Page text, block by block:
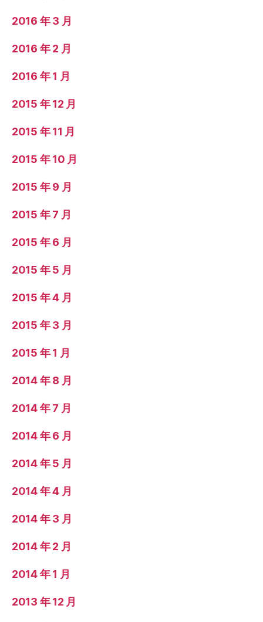
2016 年 3 月
2016 年 2 月
2016 年 1 月
2015 年 12 月
2015 年 11 月
2015 年 10 月
2015 年 9 月
2015 年 7 月
2015 年 6 月
2015 年 5 月
2015 年 4 月
2015 年 3 月
2015 年 1 月
2014 年 8 月
2014 年 7 月
2014 年 6 月
2014 年 5 月
2014 年 4 月
2014 年 3 月
2014 年 2 月
2014 年 1 月
2013 年 12 月